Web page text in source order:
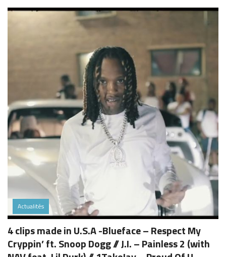
Actualités
4 clips made in U.S.A -Blueface – Respect My
Cryppin’ ft. Snoop Dogg // J.I. – Painless 2 (with